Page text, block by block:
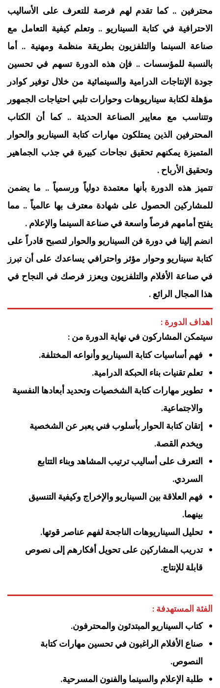
محترفين .. كما تقدم لهم فرصة للتعرف على الأساليب
الاحترافية في كتابة السيناريو .. وتعلم كيفية التعامل مع
صناعة السينما والتلفزيون بطريقة منظمة ومهنية .. أما
بالنسبة للمؤسسات .. فإن هذه الدورة تسهم في تحسين
جودة الإنتاجات الدرامية والسينمائية من خلال توفير كوادر
مؤهلة لكتابة سيناريوهات وحوارات تلبي احتياجات الجمهور
وتتناسب مع معايير الصناعة الحديثة .. كما أن الكتاب
المحترفين الذين يمتلكون مهارات كتابة السيناريو والحوار
المتميزة يمكنهم تحقيق نجاحات كبيرة في جذب الجماهير
وتحقيق الأرباح .
تتميز هذه الدورة بأنها معتمدة دولياً ورسمياً .. ما يضمن
للمشاركين الحصول على شهادة معترف بها عالمياً .. مما
يفتح أمامهم فرصاً واسعة في صناعة السينما والإعلام .
انضم إلينا في دورة فن السيناريو والحوار لتصبح قادراً على
كتابة سيناريو وحوار مؤثر واحترافي يساعدك على أن تبرز
في صناعة الأفلام والتلفزيون ويعزز فرصك في النجاح في
هذا المجال الرائع .
اهداف الدورة :
سيتمكن المشاركون في نهاية الدورة من :
فهم أساسيات كتابة السيناريو وأنواعه المختلفة.
تعلم تقنيات بناء الحبكة الدرامية.
تطوير مهارات كتابة الشخصيات وتحديد أبعادها النفسية
والاجتماعية.
إتقان كتابة الحوار بأسلوب فني يعبر عن الشخصية
ويخدم القصة.
التعرف على أساليب ترتيب المشاهد وبناء التتابع
السردي.
فهم العلاقة بين السيناريو والإخراج وكيفية التنسيق
بينهما.
تحليل السيناريوهات الناجحة لفهم عناصر قوتها.
تدريب المشاركين على تحويل أفكارهم إلى نصوص
قابلة للإنتاج.
الفئة المستهدفة :
كتاب السيناريو المبتدئون والمحترفون.
صناع الأفلام الراغبون في تحسين مهارات كتابة
النصوص.
طلبة الإعلام والسينما والفنون المسرحية.